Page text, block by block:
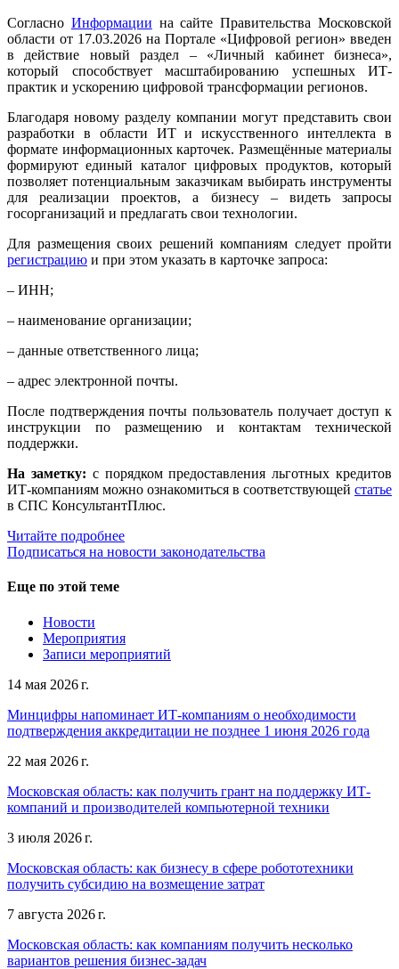
Согласно Информации на сайте Правительства Московской
области от 17.03.2026 на Портале «Цифровой регион» введен
в действие новый раздел – «Личный кабинет бизнеса»,
который способствует масштабированию успешных ИТ-
практик и ускорению цифровой трансформации регионов.
Благодаря новому разделу компании могут представить свои
разработки в области ИТ и искусственного интеллекта в
формате информационных карточек. Размещённые материалы
формируют единый каталог цифровых продуктов, который
позволяет потенциальным заказчикам выбирать инструменты
для реализации проектов, а бизнесу – видеть запросы
госорганизаций и предлагать свои технологии.
Для размещения своих решений компаниям следует пройти
регистрацию и при этом указать в карточке запроса:
– ИНН;
– наименование организации;
– данные ответственного лица;
– адрес электронной почты.
После подтверждения почты пользователь получает доступ к
инструкции по размещению и контактам технической
поддержки.
На заметку: с порядком предоставления льготных кредитов
ИТ-компаниям можно ознакомиться в соответствующей cтатье
в СПС КонсультантПлюс.
Читайте подробнее
Подписаться на новости законодательства
Еще по этой теме
Новости
Мероприятия
Записи мероприятий
14 мая 2026 г.
Минцифры напоминает ИТ-компаниям о необходимости
подтверждения аккредитации не позднее 1 июня 2026 года
22 мая 2026 г.
Московская область: как получить грант на поддержку ИТ-
компаний и производителей компьютерной техники
3 июля 2026 г.
Московская область: как бизнесу в сфере робототехники
получить субсидию на возмещение затрат
7 августа 2026 г.
Московская область: как компаниям получить несколько
вариантов решения бизнес-задач